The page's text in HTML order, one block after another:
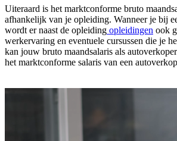
Uiteraard is het marktconforme bruto
afhankelijk van je opleiding. Wanneer je bij
wordt er naast de opleiding opleidingen ook
werkervaring en eventuele cursussen die je
kan jouw bruto maandsalaris als
het marktconforme salaris van een